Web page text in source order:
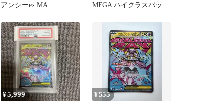
アンシーex MA
MEGA ハイクラスパック
¥5,999 ¥555